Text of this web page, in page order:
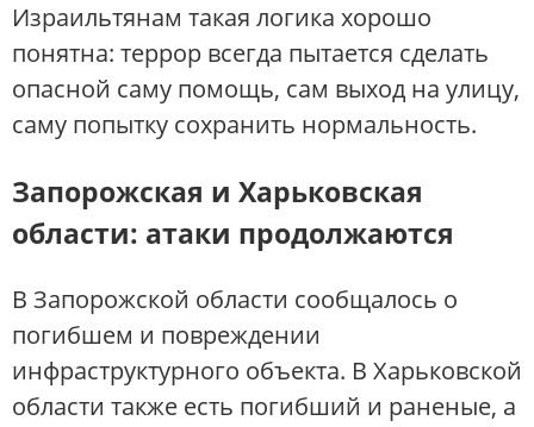
Израильтянам такая логика хорошо
понятна: террор всегда пытается сделать
опасной саму помощь, сам выход на улицу,
саму попытку сохранить нормальность.
Запорожская и Харьковская
области: атаки продолжаются
В Запорожской области сообщалось о
погибшем и повреждении
инфраструктурного объекта. В Харьковской
области также есть погибший и раненые, а